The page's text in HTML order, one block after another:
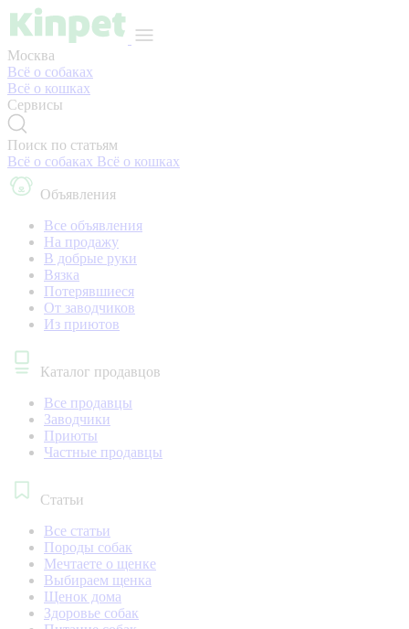
Москва
Всё о собаках
Всё о кошках
Сервисы
Поиск по статьям
Всё о собаках Всё о кошках
Объявления
Все объявления
На продажу
В добрые руки
Вязка
Потерявшиеся
От заводчиков
Из приютов
Каталог продавцов
Все продавцы
Заводчики
Приюты
Частные продавцы
Статьи
Все статьи
Породы собак
Мечтаете о щенке
Выбираем щенка
Щенок дома
Здоровье собак